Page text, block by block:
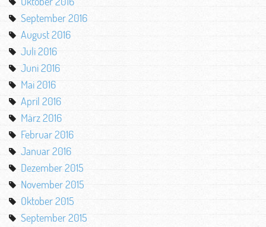
September 2016
August 2016
Juli 2016
Juni 2016
Mai 2016
April 2016
März 2016
Februar 2016
Januar 2016
Dezember 2015
November 2015
Oktober 2015
September 2015